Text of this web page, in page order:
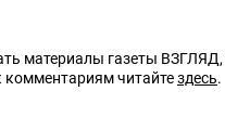
материалы газеты ВЗГЛЯД,
читайтездесь.